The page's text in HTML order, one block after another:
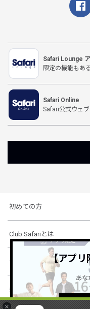
×
Safari Lounge
限定の機能もあ
Safari Online
Safari公式ウェ
初めての方
Club Safariとは
ショッピングガイド
会社概要・規約
【アプリ
あな